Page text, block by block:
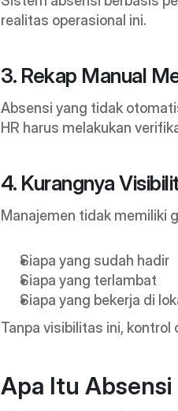
realitas operasional ini.
3. Rekap Manual
Absensi yang tidak
HR harus melakukan
4. Kurangnya
Manajemen tidak memiliki
Siapa yang sudah hadir
Siapa yang terlambat
Siapa yang bekerja di
Tanpa visibilitas ini, kontrol
Apa Itu Absensi